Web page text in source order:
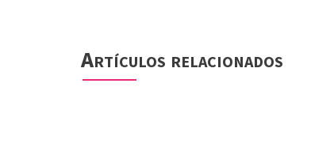
Artículos relacionados